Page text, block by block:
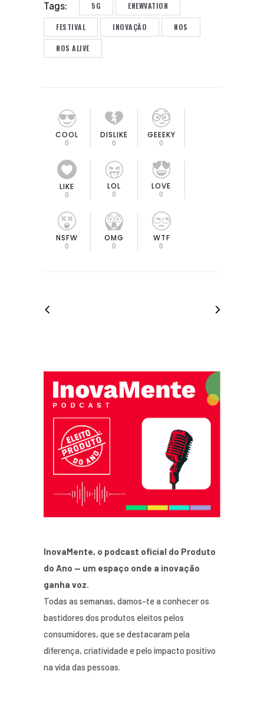
Tags: 5G ENEWVATION
FESTIVAL INOVAÇÃO NOS
NOS ALIVE
COOL
0
DISLIKE
0
GEEEKY
0
LIKE
0
LOL
0
LOVE
0
NSFW
0
OMG
0
WTF
0
InovaMente, o podcast oficial do Produto
do Ano — um espaço onde a inovação
ganha voz.
Todas as semanas, damos-te a conhecer os
bastidores dos produtos eleitos pelos
consumidores, que se destacaram pela
diferença, criatividade e pelo impacto positivo
na vida das pessoas.